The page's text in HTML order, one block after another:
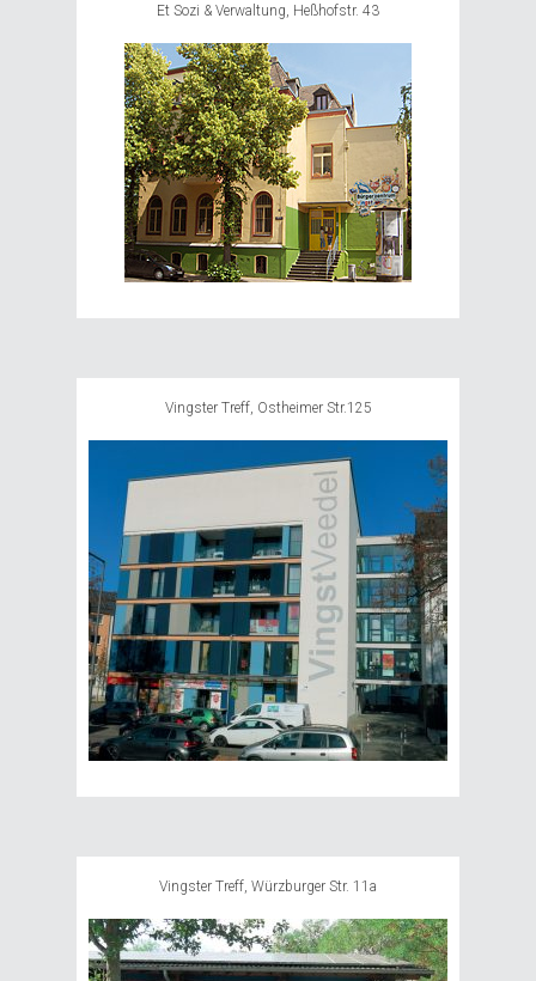
Et Sozi & Verwaltung, Heßhofstr. 43
Vingster Treff, Ostheimer Str.125
Vingster Treff, Würzburger Str. 11a